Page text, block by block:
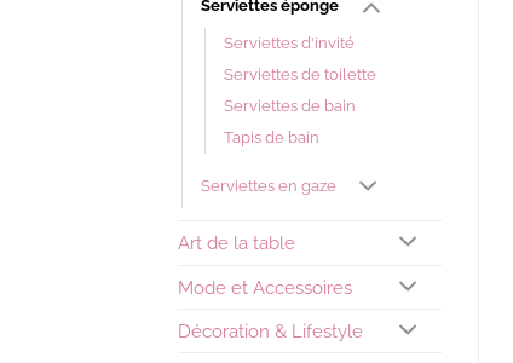
Serviettes éponge
Serviettes d'invité
Serviettes de toilette
Serviettes de bain
Tapis de bain
Serviettes en gaze
Art de la table
Mode et Accessoires
Décoration & Lifestyle